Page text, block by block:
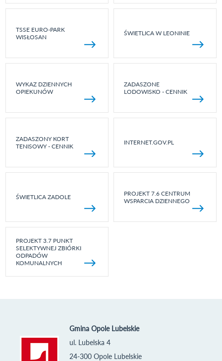
TSSE EURO-PARK
WISŁOSAN
ŚWIETLICA W LEONINIE
WYKAZ DZIENNYCH
OPIEKUNÓW
ZADASZONE
LODOWISKO - CENNIK
ZADASZONY KORT
TENISOWY - CENNIK
INTERNET.GOV.PL
ŚWIETLICA ZADOLE
PROJEKT 7.6 CENTRUM
WSPARCIA DZIENNEGO
PROJEKT 3.7 PUNKT
SELEKTYWNEJ ZBIÓRKI
ODPADÓW
KOMUNALNYCH
Gmina Opole Lubelskie
ul. Lubelska 4
24-300 Opole Lubelskie